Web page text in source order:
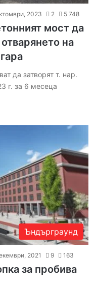
2023 2 5 748
мост да
на
да затворят т. нар.
г. за 6 месеца
Ъндърграунд
2021 9 163
за пробива